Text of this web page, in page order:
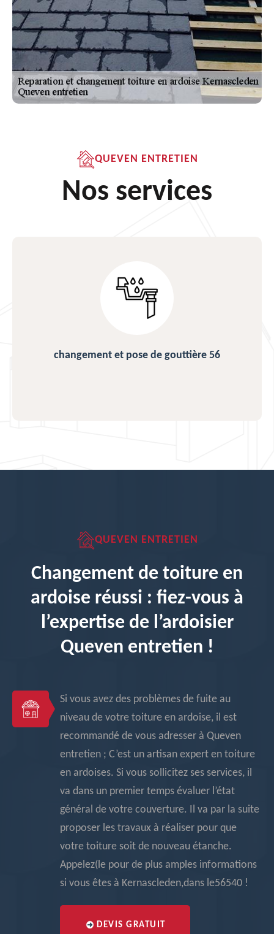
QUEVEN ENTRETIEN
Nos services
changement et pose de gouttière 56
QUEVEN ENTRETIEN
Changement de toiture en
ardoise réussi : fiez-vous à
l’expertise de l’ardoisier
Queven entretien !
Si vous avez des problèmes de fuite au
niveau de votre toiture en ardoise, il est
recommandé de vous adresser à Queven
entretien ; C’est un artisan expert en toiture
en ardoises. Si vous sollicitez ses services, il
va dans un premier temps évaluer l’état
général de votre couverture. Il va par la suite
proposer les travaux à réaliser pour que
votre toiture soit de nouveau étanche.
Appelez(le pour de plus amples informations
si vous êtes à Kernascleden,dans le56540 !
DEVIS GRATUIT